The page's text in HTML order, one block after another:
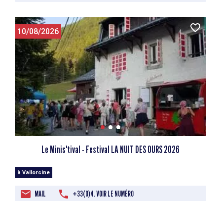
10/08/2026
Le Minis'tival - Festival LA NUIT DES OURS 2026
à Vallorcine
MAIL +33(0)4. VOIR LE NUMÉRO